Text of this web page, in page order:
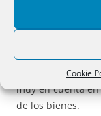
Cookie
consten en el
pues
posterior, sea
va a repercutir
muy en cuenta
de los bienes.